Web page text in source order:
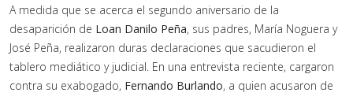
A medida que se acerca el segundo aniversario de la
desaparición de Loan Danilo Peña, sus padres, María Noguera y
José Peña, realizaron duras declaraciones que sacudieron el
tablero mediático y judicial. En una entrevista reciente, cargaron
contra su exabogado, Fernando Burlando, a quien acusaron de